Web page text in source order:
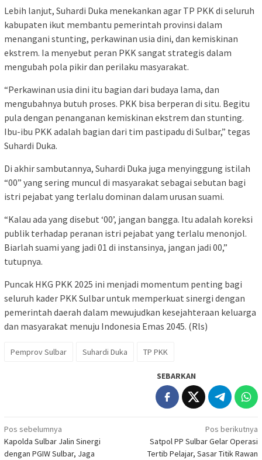
Lebih lanjut, Suhardi Duka menekankan agar TP PKK di seluruh
kabupaten ikut membantu pemerintah provinsi dalam
menangani stunting, perkawinan usia dini, dan kemiskinan
ekstrem. Ia menyebut peran PKK sangat strategis dalam
mengubah pola pikir dan perilaku masyarakat.
“Perkawinan usia dini itu bagian dari budaya lama, dan
mengubahnya butuh proses. PKK bisa berperan di situ. Begitu
pula dengan penanganan kemiskinan ekstrem dan stunting.
Ibu-ibu PKK adalah bagian dari tim pastipadu di Sulbar,” tegas
Suhardi Duka.
Di akhir sambutannya, Suhardi Duka juga menyinggung istilah
“00” yang sering muncul di masyarakat sebagai sebutan bagi
istri pejabat yang terlalu dominan dalam urusan suami.
“Kalau ada yang disebut ‘00’, jangan bangga. Itu adalah koreksi
publik terhadap peranan istri pejabat yang terlalu menonjol.
Biarlah suami yang jadi 01 di instansinya, jangan jadi 00,”
tutupnya.
Puncak HKG PKK 2025 ini menjadi momentum penting bagi
seluruh kader PKK Sulbar untuk memperkuat sinergi dengan
pemerintah daerah dalam mewujudkan kesejahteraan keluarga
dan masyarakat menuju Indonesia Emas 2045. (Rls)
Pemprov Sulbar Suhardi Duka TP PKK
SEBARKAN
Navigasi
pos
Pos sebelumnya
Kapolda Sulbar Jalin Sinergi
dengan PGIW Sulbar, Jaga
Pos berikutnya
Satpol PP Sulbar Gelar Operasi
Tertib Pelajar, Sasar Titik Rawan